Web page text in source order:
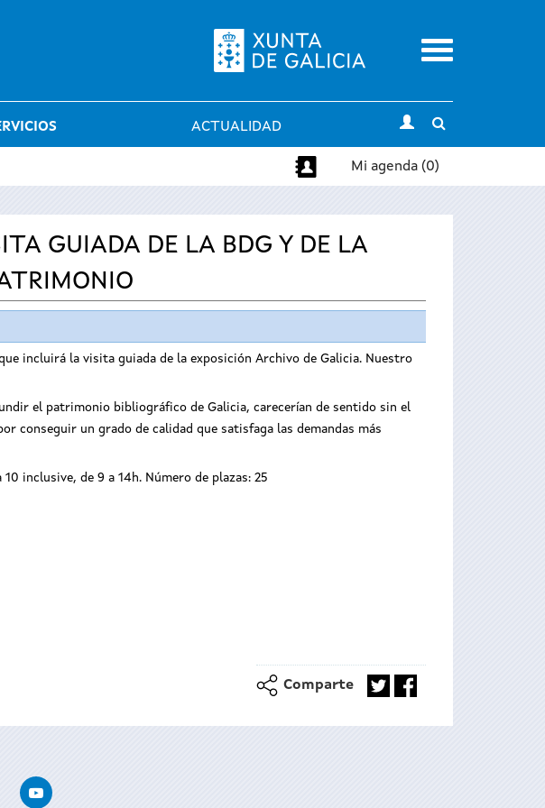
Menu
ACTUALIDAD
search
Mi agenda (0)
GUIADA DE LA BDG Y DE LA
incluirá la visita guiada de la exposición Archivo de Galicia. Nuestro
el patrimonio bibliográfico de Galicia, carecerían de sentido sin el
conseguir un grado de calidad que satisfaga las demandas más
inclusive, de 9 a 14h. Número de plazas: 25
Comparte
Youtube